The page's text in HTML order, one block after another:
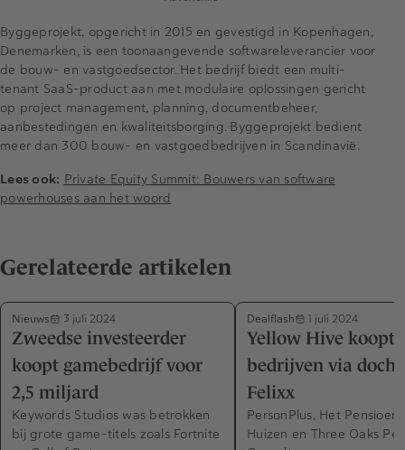
Byggeprojekt, opgericht in 2015 en gevestigd in Kopenhagen,
Denemarken, is een toonaangevende softwareleverancier voor
de bouw- en vastgoedsector. Het bedrijf biedt een multi-
tenant SaaS-product aan met modulaire oplossingen gericht
op project management, planning, documentbeheer,
aanbestedingen en kwaliteitsborging. Byggeprojekt bedient
meer dan 300 bouw- en vastgoedbedrijven in Scandinavië.
Lees ook: Private Equity Summit: Bouwers van software
powerhouses aan het woord
Gerelateerde artikelen
Nieuws 3 juli 2024
Zweedse investeerder
koopt gamebedrijf voor
2,5 miljard
Keywords Studios was betrokken
bij grote game-titels zoals Fortnite
Dealflash 1 juli 2024
Yellow Hive koopt
bedrijven via
Felixx
PersonPlus, Het
Huizen en Three Oaks